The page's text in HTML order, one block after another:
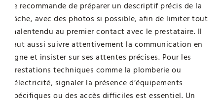
Je recommande de préparer un descriptif précis de la
tâche, avec des photos si possible, afin de limiter tout
malentendu au premier contact avec le prestataire. Il
faut aussi suivre attentivement la communication en
ligne et insister sur ses attentes précises. Pour les
prestations techniques comme la plomberie ou
l’électricité, signaler la présence d’équipements
spécifiques ou des accès difficiles est essentiel. Un